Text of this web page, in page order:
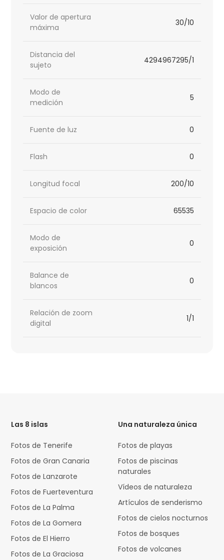
Valor de apertura
máxima
30/10
Distancia del
sujeto
4294967295/1
Modo de
medición
5
Fuente de luz 0
Flash 0
Longitud focal 200/10
Espacio de color 65535
Modo de
exposición
0
Balance de
blancos
0
Relación de zoom
digital
1/1
Las 8 islas
Fotos de Tenerife
Fotos de Gran Canaria
Fotos de Lanzarote
Fotos de Fuerteventura
Fotos de La Palma
Fotos de La Gomera
Fotos de El Hierro
Fotos de La Graciosa
Una naturaleza única
Fotos de playas
Fotos de piscinas
naturales
Vídeos de naturaleza
Artículos de senderismo
Fotos de cielos nocturnos
Fotos de bosques
Fotos de volcanes